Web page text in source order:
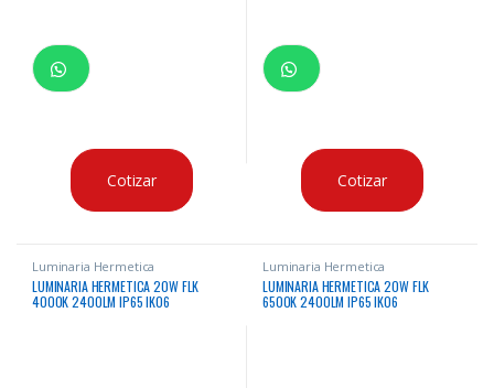
Cotizar Cotizar
Luminaria Hermetica
LUMINARIA HERMETICA 20W FLK
4000K 2400LM IP65 IK06
Luminaria Hermetica
LUMINARIA HERMETICA 20W FLK
6500K 2400LM IP65 IK06